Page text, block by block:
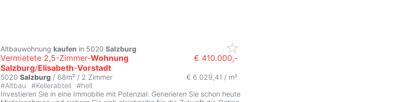
Altbauwohnung kaufen in 5020 Salzburg
Vermietete 2,5-Zimmer-Wohnung
Salzburg/Elisabeth-Vorstadt
€ 410.000,-
5020 Salzburg / 68m² / 2 Zimmer € 6.029,41 / m²
#Altbau #Kellerabteil #hell
Investieren Sie in eine Immobilie mit Potenzial: Generieren Sie schon heute